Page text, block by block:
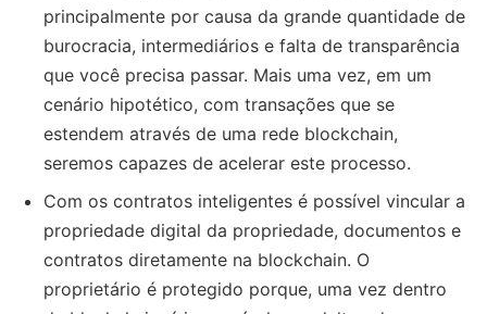
principalmente por causa da grande quantidade de
burocracia, intermediários e falta de transparência
que você precisa passar. Mais uma vez, em um
cenário hipotético, com transações que se
estendem através de uma rede blockchain,
seremos capazes de acelerar este processo.
Com os contratos inteligentes é possível vincular a
propriedade digital da propriedade, documentos e
contratos diretamente na blockchain. O
proprietário é protegido porque, uma vez dentro